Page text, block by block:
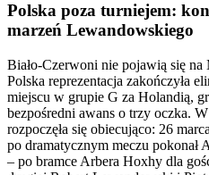
Polska poza turniejem:
marzeń Lewandowskiego
Biało-Czerwoni nie pojawią się
Polska reprezentacja zakończyła
miejscu w grupie G za Holandią,
bezpośredni awans o trzy oczka.
rozpoczęła się obiecująco: 26
po dramatycznym meczu pokonał
– po bramce Arbera Hoxhy dla